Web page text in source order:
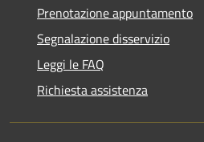
Prenotazione appuntamento
Segnalazione disservizio
Leggi le FAQ
Richiesta assistenza